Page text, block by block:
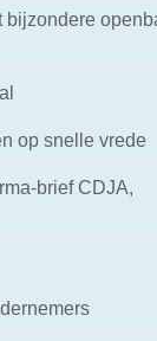
bijzondere
op snelle vrede
brief CDJA,